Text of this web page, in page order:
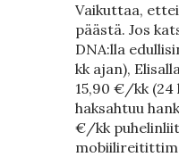
Vaikuttaa,
päästä. Jos
DNA:lla
kk ajan),
15,90 €/kk (24
haksahtuu
€/kk